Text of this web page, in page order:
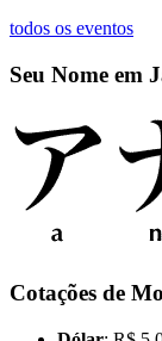
todos os eventos
Seu Nome em
Cotações de